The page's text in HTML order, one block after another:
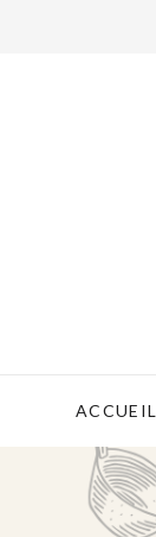
ACCUEIL